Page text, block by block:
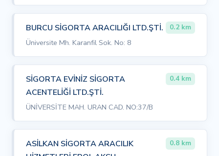
BURCU SİGORTA ARACILIĞI LTD.ŞTİ. 0.2 km
Üniversite Mh. Karanfil Sok. No: 8
SİGORTA EVİNİZ SİGORTA
ACENTELİĞİ LTD.ŞTİ.
0.4 km
ÜNİVERSİTE MAH. URAN CAD. NO:37/B
ASİLKAN SİGORTA ARACILIK
0.8 km